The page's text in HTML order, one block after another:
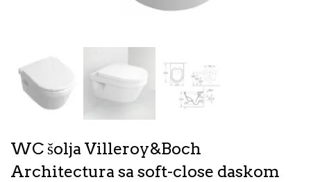
WC šolja Villeroy&Boch
Architectura sa soft-close daskom